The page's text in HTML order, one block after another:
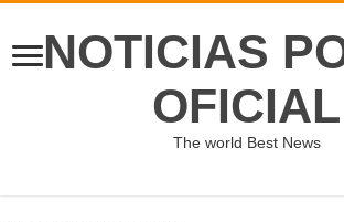
NOTICIAS
OFICIAL
The world Best News